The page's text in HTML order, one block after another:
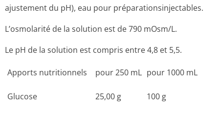
ajustement du pH), eau pour préparationsin­jectables.
L’osmolarité de la solution est de 790 mOsm/L.
Le pH de la solution est compris entre 4,8 et 5,5.
Apports nutritionnels pour 250 mL pour 1000 mL
Glucose
25,00 g
100 g